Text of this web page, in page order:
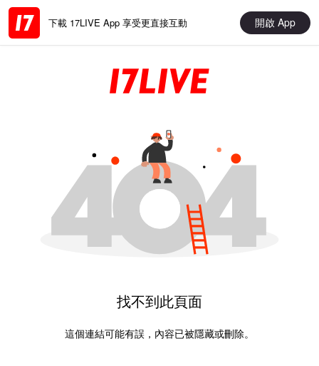
下載 17LIVE App 享受更直接互動 開啟 App
找不到此頁面
這個連結可能有誤，內容已被隱藏或刪除。